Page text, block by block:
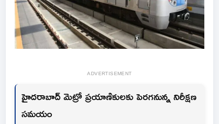
ADVERTISEMENT
హైదరాబాద్ మెట్రో ప్రయాణికులకు పెరగనున్న నిరీక్షణ
సమయం